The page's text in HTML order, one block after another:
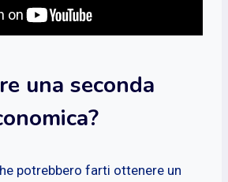
una seconda
potrebbero farti ottenere un